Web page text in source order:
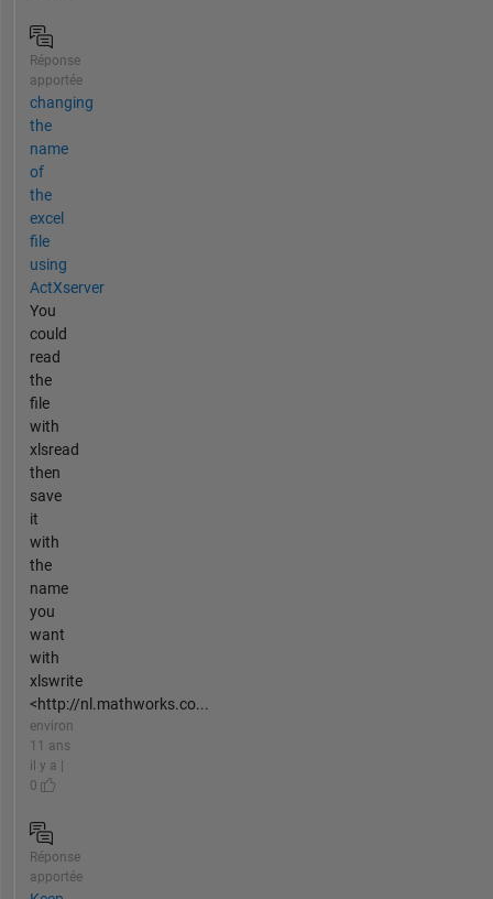
Réponse
apportée
changing
the
name
of
the
excel
file
using
ActXserver
You
could
read
the
file
with
xlsread
then
save
it
with
the
name
you
want
with
xlswrite
<http://nl.mathworks.co...
environ
11 ans
il y a |
0
Réponse
apportée